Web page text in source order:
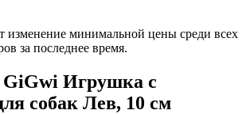
изменение минимальной цены среди всех
за последнее время.
Игрушка с
собак Лев, 10 см